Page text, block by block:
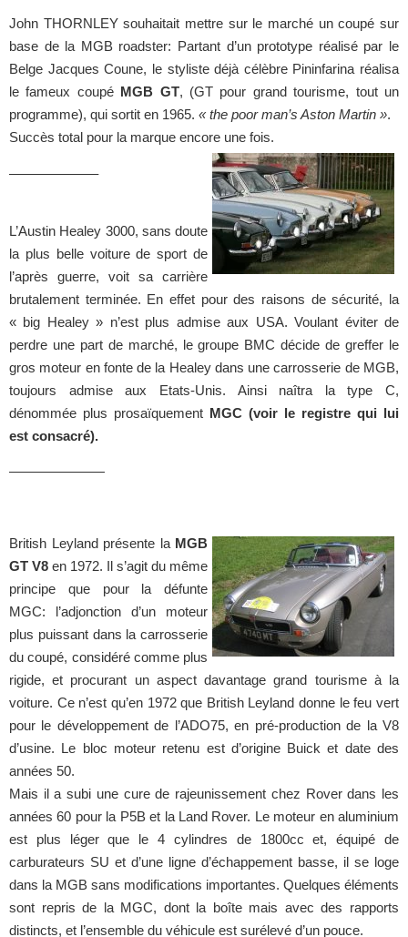
John THORNLEY souhaitait mettre sur le marché un coupé sur
base de la MGB roadster: Partant d’un prototype réalisé par le
Belge Jacques Coune, le styliste déjà célèbre Pininfarina réalisa
le fameux coupé
MGB GT, (GT pour grand tourisme, tout un
programme), qui sortit en 1965. « the poor man’s Aston Martin ».
Succès total pour la marque encore une fois.
——————–
L’Austin Healey 3000, sans doute
la plus belle voiture de sport de
l’après guerre, voit sa carrière
brutalement terminée. En effet pour des raisons de sécurité, la
« big Healey » n’est plus admise aux USA. Voulant éviter de
perdre une part de marché, le groupe BMC décide de greffer le
gros moteur en fonte de la Healey dans une carrosserie de MGB,
toujours admise aux Etats-Unis. Ainsi naîtra la type C,
dénommée plus prosaïquement
MGC (voir le registre qui lui
est consacré).
———————
British Leyland présente la MGB
GT V8 en 1972. Il s’agit du même
principe que pour la défunte
MGC: l’adjonction d’un moteur
plus puissant dans la carrosserie
du coupé, considéré comme plus
rigide, et procurant un aspect davantage grand tourisme à la
voiture. Ce n’est qu’en 1972 que British Leyland donne le feu vert
pour le développement de l’ADO75, en pré-production de la V8
d’usine. Le bloc moteur retenu est d’origine Buick et date des
années 50.
Mais il a subi une cure de rajeunissement chez Rover dans les
années 60 pour la P5B et la Land Rover. Le moteur en aluminium
est plus léger que le 4 cylindres de 1800cc et, équipé de
carburateurs SU et d’une ligne d’échappement basse, il se loge
dans la MGB sans modifications importantes. Quelques éléments
sont repris de la MGC, dont la boîte mais avec des rapports
distincts, et l’ensemble du véhicule est surélevé d’un pouce.